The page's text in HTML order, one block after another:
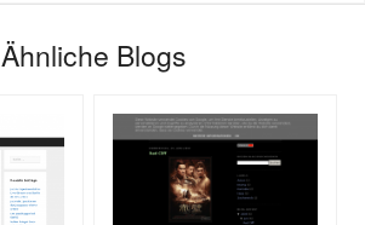
Ähnliche Blogs